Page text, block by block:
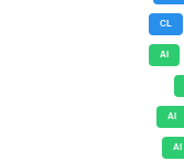
CL
AI
AI
AI